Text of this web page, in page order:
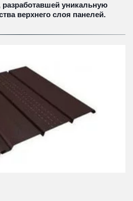
уникальную
верхнего слоя панелей.